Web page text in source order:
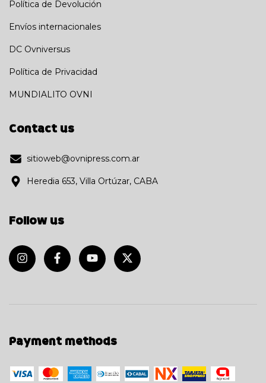
Política de Devolución
Envíos internacionales
DC Ovniversus
Política de Privacidad
MUNDIALITO OVNI
Contact us
sitioweb@ovnipress.com.ar
Heredia 653, Villa Ortúzar, CABA
Follow us
Payment methods